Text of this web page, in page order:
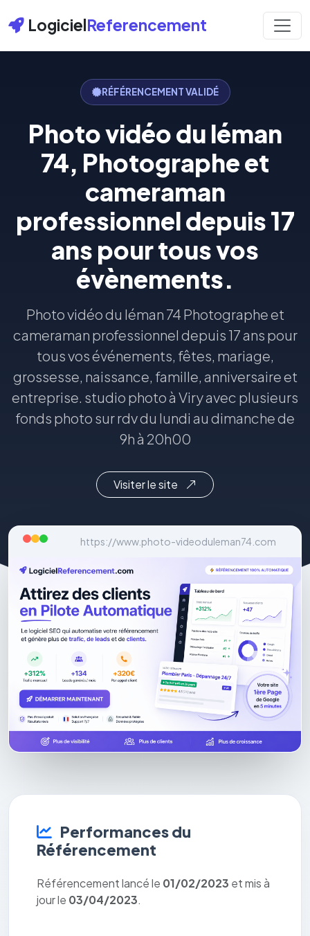
LogicielReferencement
RÉFÉRENCEMENT VALIDÉ
Photo vidéo du léman
74, Photographe et
cameraman
professionnel depuis 17
ans pour tous vos
évènements.
Photo vidéo du léman 74 Photographe et
cameraman professionnel depuis 17 ans pour
tous vos événements, fêtes, mariage,
grossesse, naissance, famille, anniversaire et
entreprise. studio photo à Viry avec plusieurs
fonds photo sur rdv du lundi au dimanche de
9h à 20h00
Visiter le site
https://www.photo-videoduleman74.com
Performances du
Référencement
Référencement lancé le 01/02/2023 et mis à
jour le 03/04/2023.